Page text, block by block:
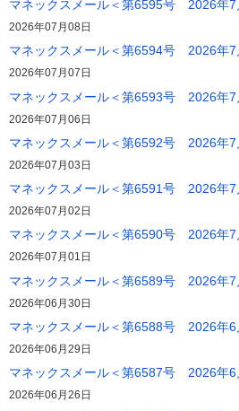
マネックスメール＜第6595号 2026年7
2026年07月08日
マネックスメール＜第6594号 2026年7
2026年07月07日
マネックスメール＜第6593号 2026年7
2026年07月06日
マネックスメール＜第6592号 2026年7
2026年07月03日
マネックスメール＜第6591号 2026年7
2026年07月02日
マネックスメール＜第6590号 2026年7
2026年07月01日
マネックスメール＜第6589号 2026年7
2026年06月30日
マネックスメール＜第6588号 2026年6
2026年06月29日
マネックスメール＜第6587号 2026年6
2026年06月26日